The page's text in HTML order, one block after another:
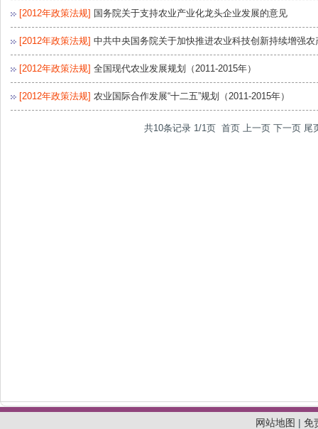
[2012年政策法规] 国务院关于支持农业产业化龙头企业发展的意见
[2012年政策法规] 中共中央国务院关于加快推进农业科技创新持续增强
[2012年政策法规] 全国现代农业发展规划（2011-2015年）
[2012年政策法规] 农业国际合作发展“十二五”规划（2011-2015年）
共10条记录 1/1页 首页 上一页 下一页 尾
网站地图 | 免